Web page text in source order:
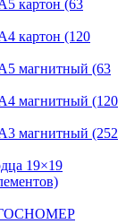
картон (63
картон (120
магнитный (63
магнитный (120
магнитный (252
19×19
ГОСНОМЕР